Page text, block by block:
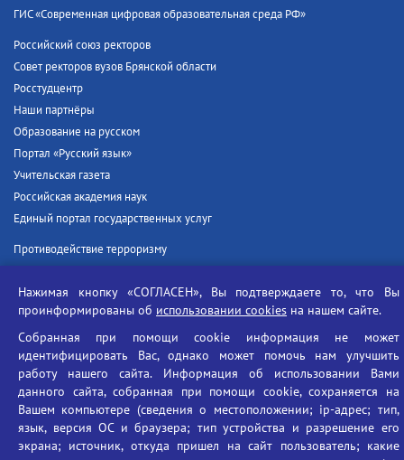
ГИС «Современная цифровая образовательная среда РФ»
Российский союз ректоров
Совет ректоров вузов Брянской области
Росстудцентр
Наши партнёры
Образование на русском
Портал «Русский язык»
Учительская газета
Российская академия наук
Единый портал государственных услуг
Противодействие терроризму
Социальные ролики - Генеральная прокуратура РФ
Противодействие коррупции
БГУ против наркотиков
Брянский государственный университет
имени академика И.Г. Петровского
Время работы: пн-пт 09:00-18:00
E-mail: bryanskgu@mail.ru
Нажимая кнопку «СОГЛАСЕН», Вы подтверждаете то, что Вы
проинформированы об использовании cookies на нашем сайте.
Собранная при помощи cookie информация не может
идентифицировать Вас, однако может помочь нам улучшить
работу нашего сайта. Информация об использовании Вами
данного сайта, собранная при помощи cookie, сохраняется на
Вашем компьютере (сведения о местоположении; ip-адрес; тип,
язык, версия ОС и браузера; тип устройства и разрешение его
экрана; источник, откуда пришел на сайт пользователь; какие